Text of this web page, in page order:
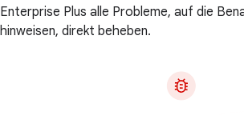
Enterprise Plus alle Probleme, auf die
hinweisen, direkt beheben.